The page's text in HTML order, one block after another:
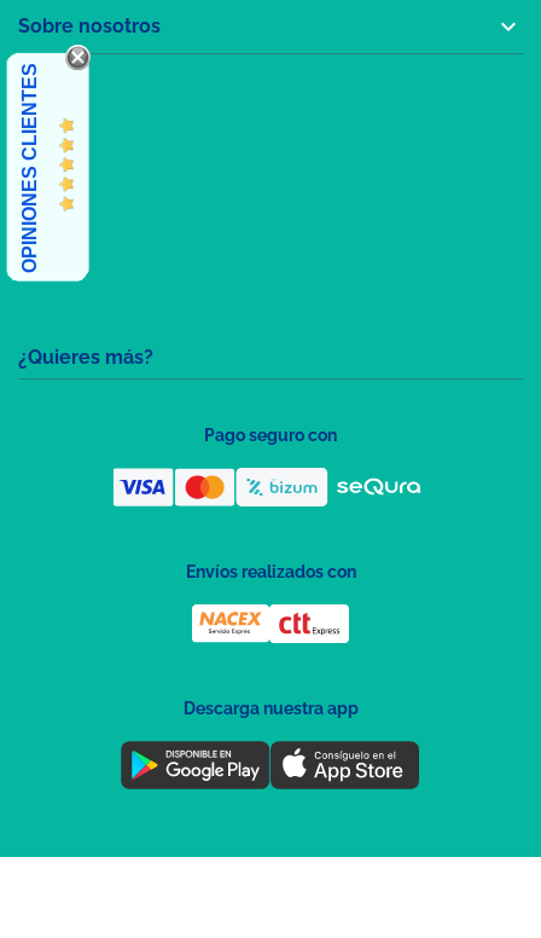
¿Quieres más?
Sobre nosotros 
OPINIONES CLIENTES
Pago seguro con
Envíos realizados con
Descarga nuestra app